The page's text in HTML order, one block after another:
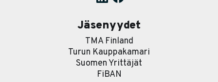
Jäsenyydet
TMA Finland
Turun Kauppakamari
Suomen Yrittäjät
FiBAN